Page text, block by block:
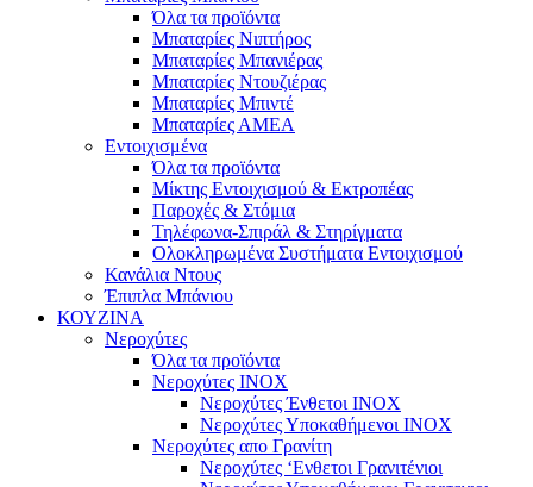
Όλα τα προϊόντα
Μπαταρίες Νιπτήρος
Μπαταρίες Μπανιέρας
Μπαταρίες Ντουζιέρας
Μπαταρίες Μπιντέ
Μπαταρίες ΑΜΕΑ
Εντοιχισμένα
Όλα τα προϊόντα
Μίκτης Εντοιχισμού & Εκτροπέας
Παροχές & Στόμια
Τηλέφωνα-Σπιράλ & Στηρίγματα
Ολοκληρωμένα Συστήματα Εντοιχισμού
Κανάλια Ντους
Έπιπλα Μπάνιου
ΚΟΥΖΙΝΑ
Νεροχύτες
Όλα τα προϊόντα
Νεροχύτες ΙΝΟΧ
Νεροχύτες Ένθετοι INOX
Νεροχύτες Υποκαθήμενοι INOX
Νεροχύτες απο Γρανίτη
Νεροχύτες ‘Ενθετοι Γρανιτένιοι